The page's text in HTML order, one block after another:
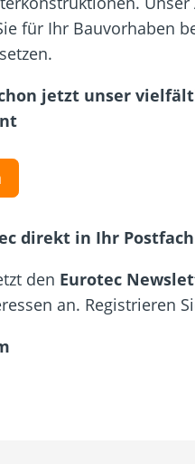
für Ihr Bauvorhaben
jetzt unser
direkt in Ihr Postfach
den Eurotec
an. Registrieren